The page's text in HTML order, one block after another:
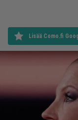
Lisää Como.fi